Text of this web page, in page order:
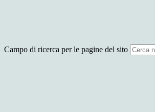
Campo di ricerca per le pagine del sito